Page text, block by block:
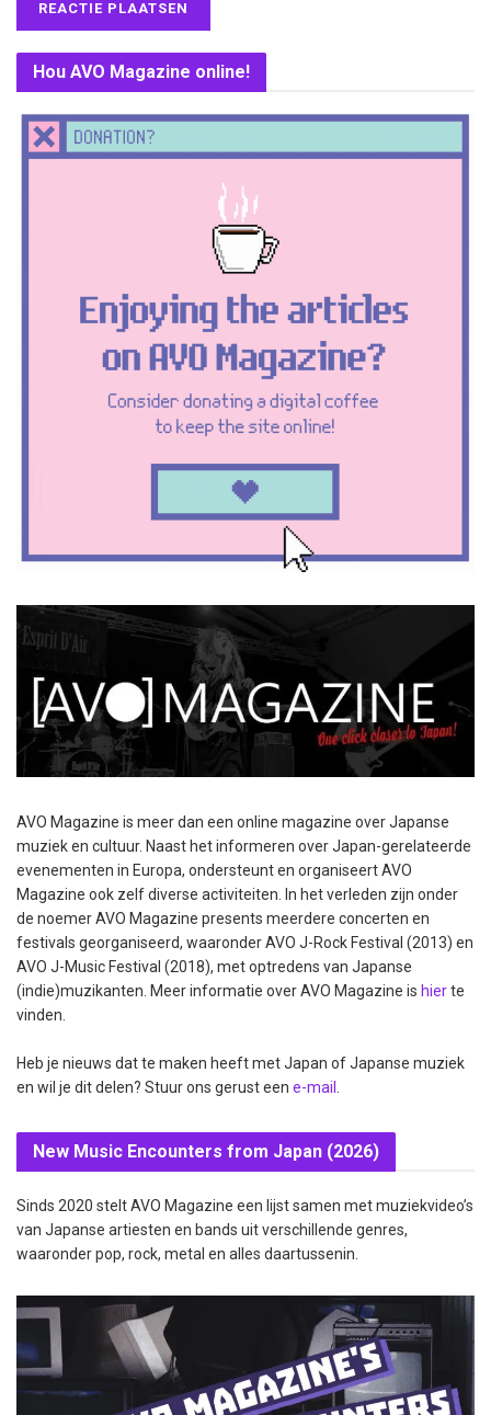
Hou AVO Magazine online!
AVO Magazine is meer dan een online magazine over Japanse
muziek en cultuur. Naast het informeren over Japan-gerelateerde
evenementen in Europa, ondersteunt en organiseert AVO
Magazine ook zelf diverse activiteiten. In het verleden zijn onder
de noemer AVO Magazine presents meerdere concerten en
festivals georganiseerd, waaronder AVO J-Rock Festival (2013) en
AVO J-Music Festival (2018), met optredens van Japanse
(indie)muzikanten. Meer informatie over AVO Magazine is hierte
vinden.
Heb je nieuws dat te maken heeft met Japan of Japanse muziek
en wil je dit delen? Stuur ons gerust een e-mail
New Music Encounters from Japan (2026)
Sinds 2020 stelt AVO Magazine een lijst samen met muziekvideo’s
van Japanse artiesten en bands uit verschillende genres,
waaronder pop, rock, metal en alles daartussenin.